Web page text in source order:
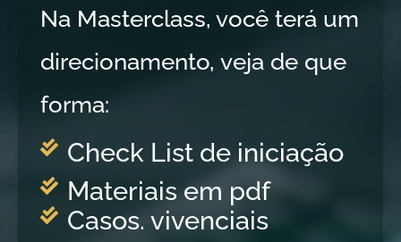
Na Masterclass, você terá um
direcionamento, veja de que
forma:
Check List de iniciação
Materiais em pdf
Casos. vivenciais